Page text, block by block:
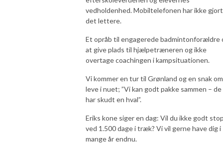
vedholdenhed. Mobiltelefonen har ikke gjort
det lettere.
Et opråb til engagerede badmintonforældre
at give plads til hjælpetræneren og ikke
overtage coachingen i kampsituationen.
Vi kommer en tur til Grønland og en snak
leve i nuet; ”Vi kan godt pakke sammen – de
har skudt en hval”.
Eriks kone siger en dag: Vil du ikke godt
ved 1.500 dage i træk? Vi vil gerne have dig i
mange år endnu.